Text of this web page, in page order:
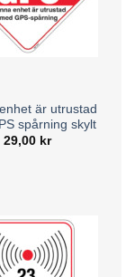
är utrustad
spårning skylt
29,00 kr